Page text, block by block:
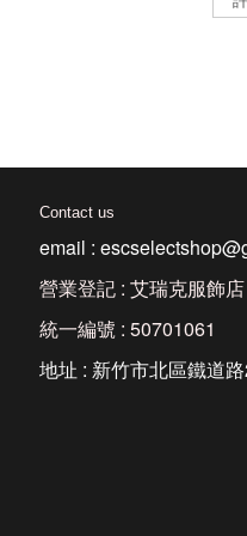
Contact us
email :
營業登記 : 艾瑞克服飾店
統一編號 : 50701061
地址 : 新竹市北區鐵道